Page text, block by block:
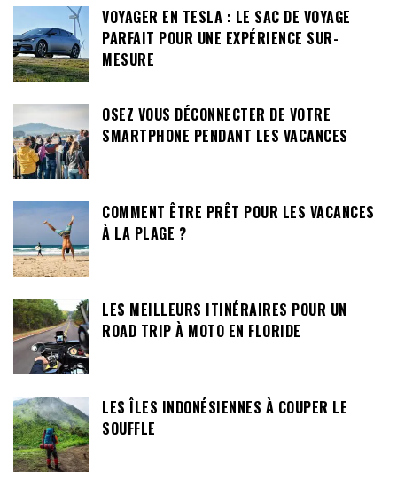
VOYAGER EN TESLA : LE SAC DE VOYAGE
PARFAIT POUR UNE EXPÉRIENCE SUR-
MESURE
OSEZ VOUS DÉCONNECTER DE VOTRE
SMARTPHONE PENDANT LES VACANCES
COMMENT ÊTRE PRÊT POUR LES VACANCES
À LA PLAGE ?
LES MEILLEURS ITINÉRAIRES POUR UN
ROAD TRIP À MOTO EN FLORIDE
LES ÎLES INDONÉSIENNES À COUPER LE
SOUFFLE